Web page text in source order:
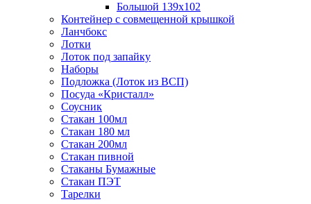
Большой 139х102
Контейнер с совмещенной крышкой
Ланчбокс
Лотки
Лоток под запайку
Наборы
Подложка (Лоток из ВСП)
Посуда «Кристалл»
Соусник
Стакан 100мл
Стакан 180 мл
Стакан 200мл
Стакан пивной
Стаканы Бумажные
Стакан ПЭТ
Тарелки